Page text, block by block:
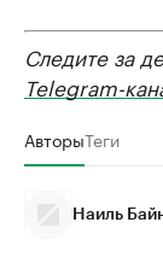
Следите за
Telegram-
АвторыТеги
Наиль